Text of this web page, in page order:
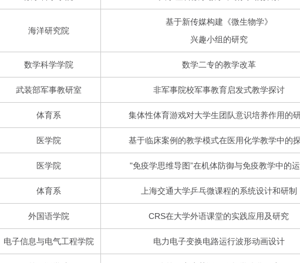
海洋研究院
基于新传媒构建《微生物学》
兴趣小组的研究
数学科学学院 数学二专的教学改革
武装部军事教研室 非军事院校军事教育启发式教学探讨
体育系 集体性体育游戏对大学生团队意识培养作用的
医学院 基于临床案例的教学模式在医用化学教学中的
医学院 "免疫学思维导图”在机体防御与免疫教学中的
体育系 上海交通大学乒乓微课程的系统设计和研制
外国语学院 CRS在大学外语课堂的实践应用及研究
电子信息与电气工程学院 电力电子变换电路运行波形动画设计